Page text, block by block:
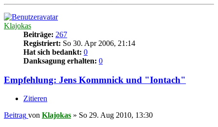
Klajokas
Beiträge: 267
Registriert: So 30. Apr 2006, 21:14
Hat sich bedankt: 0
Danksagung erhalten: 0
Empfehlung: Jens Kommnick und "Iontach"
Zitieren
Beitrag von Klajokas » So 29. Aug 2010, 13:30